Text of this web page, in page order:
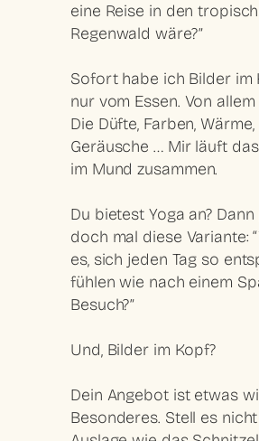
eine Reise in den
Regenwald wäre?”
Sofort habe ich Bilder im
nur vom Essen. Von
Die Düfte, Farben, Wärme,
Geräusche … Mir läuft
im Mund zusammen.
Du bietest Yoga an?
doch mal diese Variante:
es, sich jeden Tag so
fühlen wie nach einem
Besuch?”
Und, Bilder im Kopf?
Dein Angebot ist etwas
Besonderes. Stell es